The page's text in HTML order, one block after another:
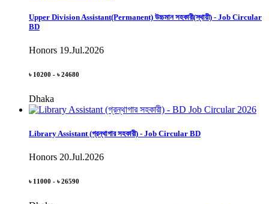
Upper Division Assistant(Permanent) উচ্চমান সহকারী(স্থায়ী) - Job Circular
BD
Honors 19.Jul.2026
৳ 10200 - ৳ 24680
Dhaka
Library Assistant (গ্রন্থাগার সহকারী) - Job Circular BD
Honors 20.Jul.2026
৳ 11000 - ৳ 26590